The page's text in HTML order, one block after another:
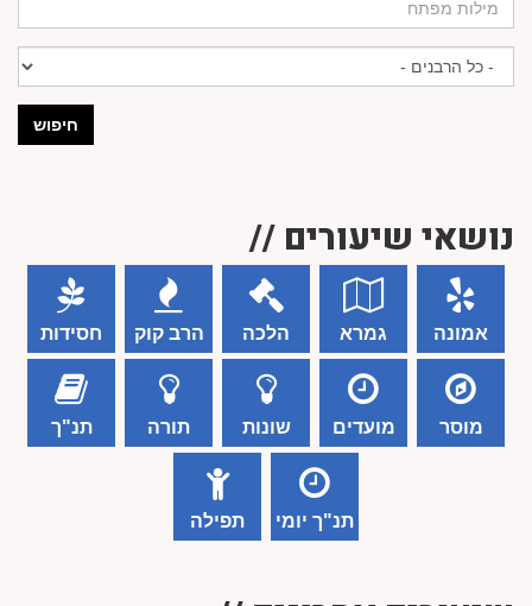
חיפוש
נושאי שיעורים //
אמונה גמרא הלכה הרב קוק חסידות
מוסר מועדים שונות תורה תנ"ך
תנ"ך יומי תפילה